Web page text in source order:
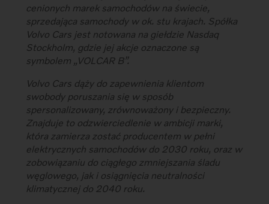
cenionych marek samochodów na świecie,
sprzedająca samochody w ok. stu krajach. Spółka
Volvo Cars jest notowana na giełdzie Nasdaq
Stockholm, gdzie jej akcje oznaczone są
symbolem „VOLCAR B”.
Volvo Cars dąży do zapewnienia klientom
swobody poruszania się w sposób
spersonalizowany, zrównoważony i bezpieczny.
Znajduje to odzwierciedlenie w ambicji marki,
która zamierza zostać producentem w pełni
elektrycznych samochodów do 2030 roku, oraz w
zobowiązaniu do ciągłego zmniejszania śladu
węglowego, jak i osiągnięcia neutralności
klimatycznej do 2040 roku.